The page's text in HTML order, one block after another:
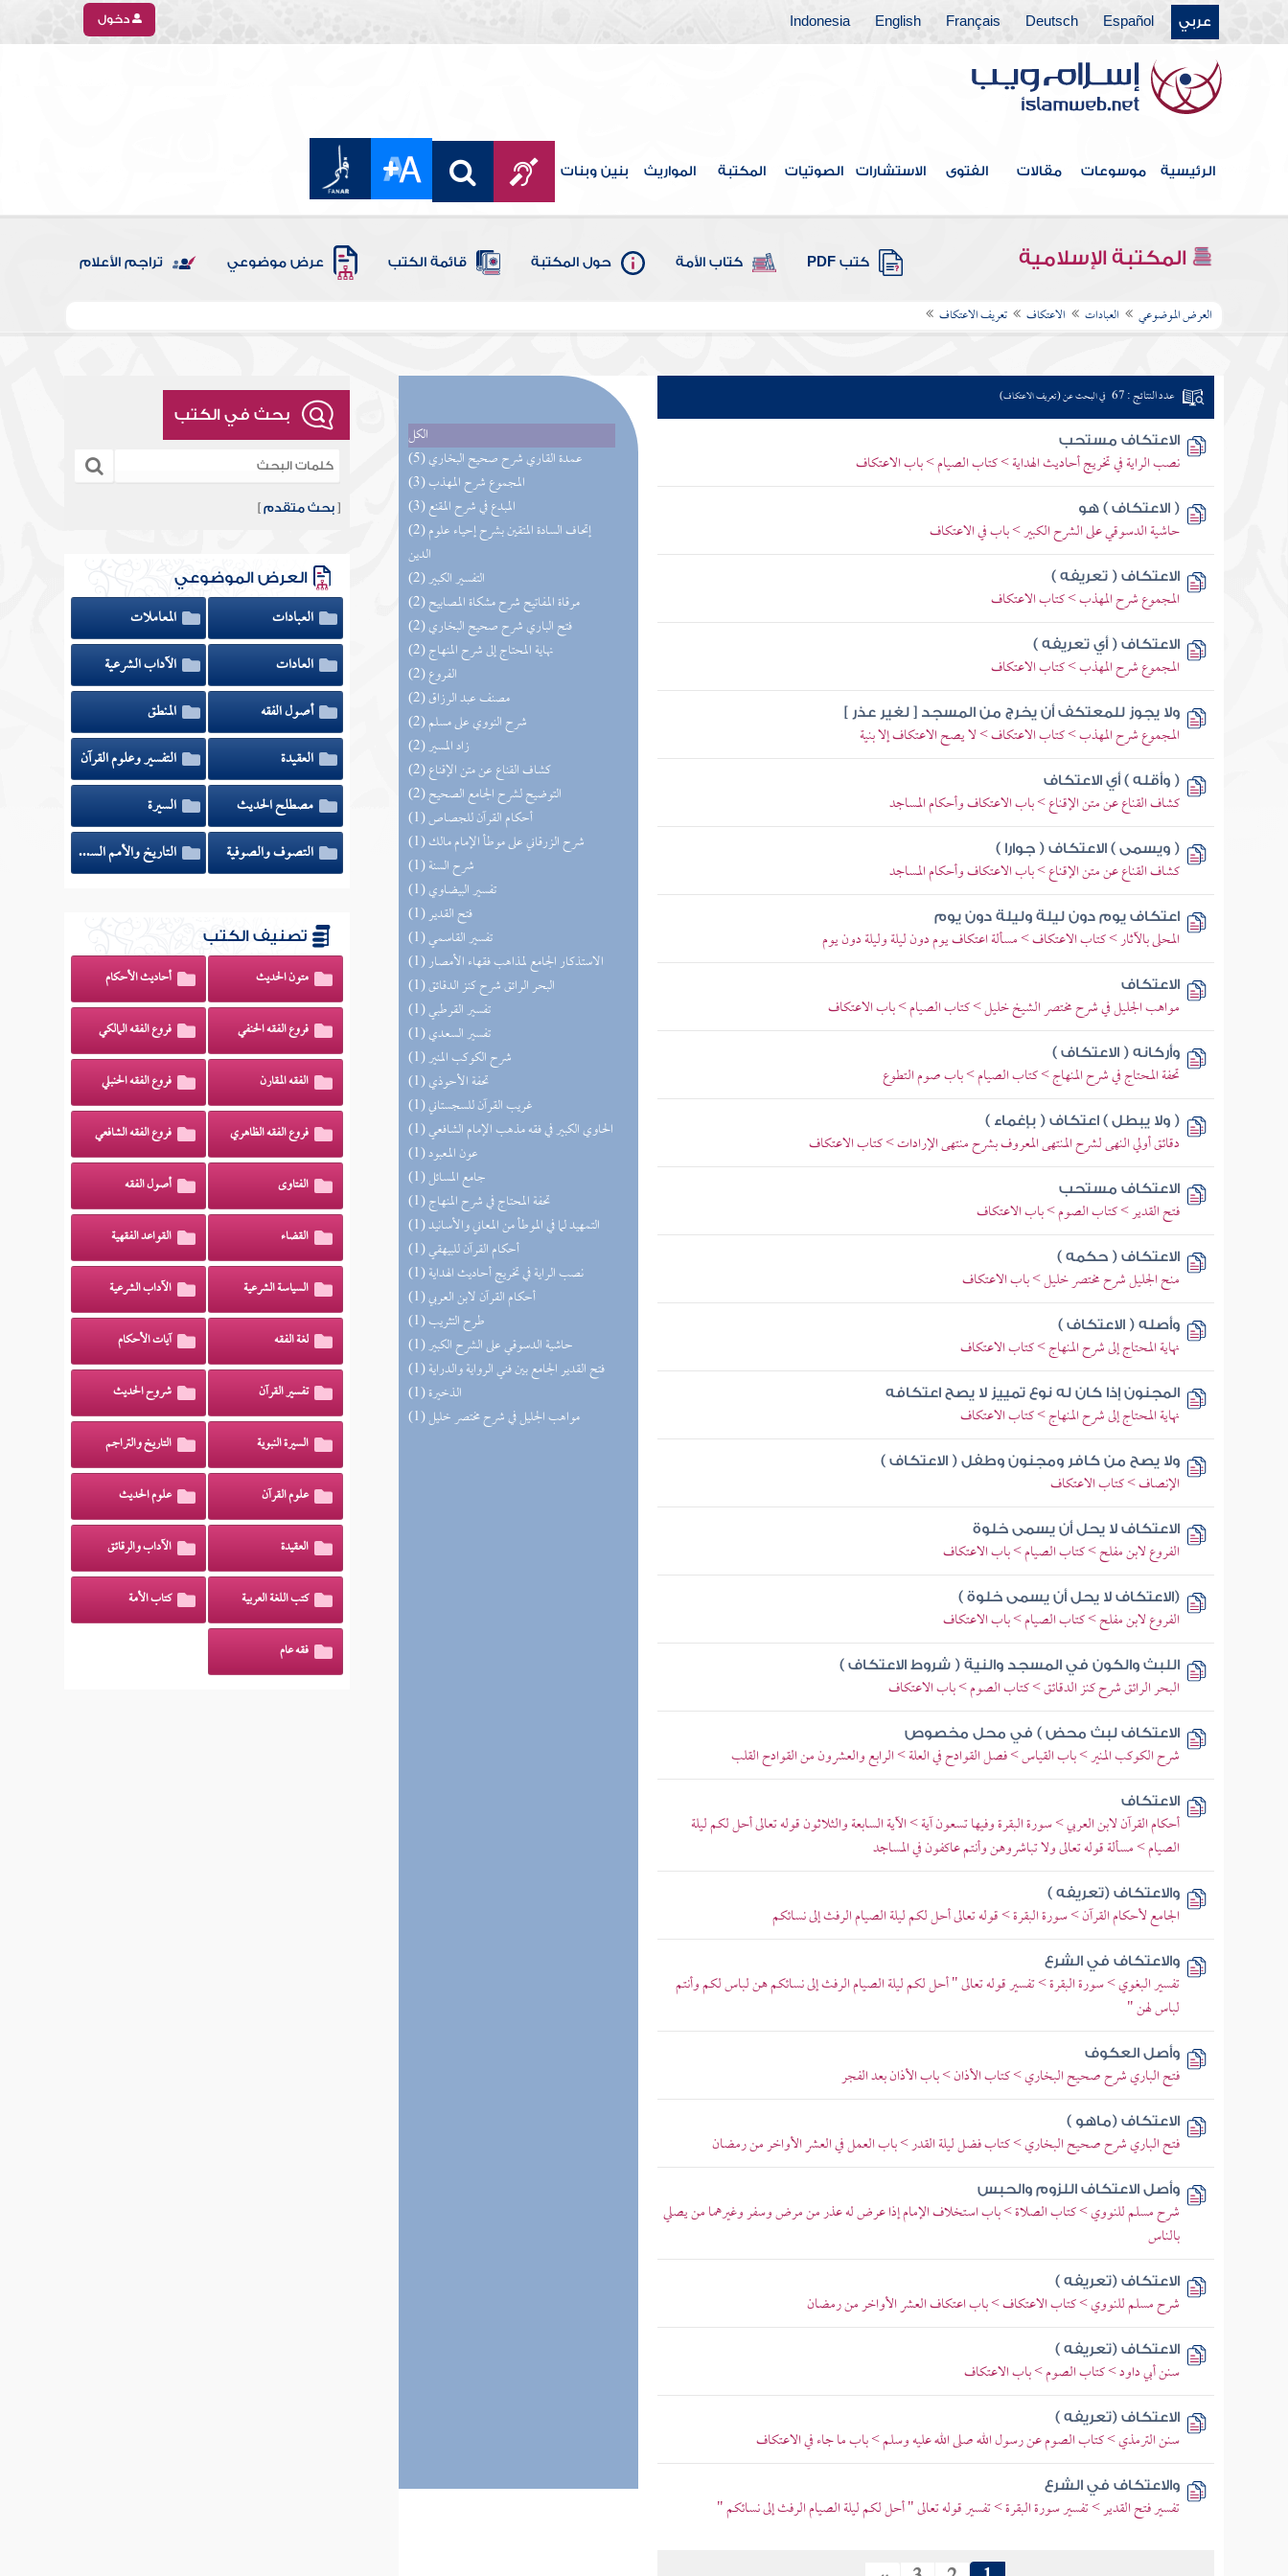
عربي Español
Deutsch
Français
English
Indonesia دخول
الرئيسية موسوعات مقالات الفتوى الاستشارات الصوتيات المكتبة المواريث بنين وبنات
المكتبة الإسلامية كتب PDF كتاب الأمة حول المكتبة قائمة الكتب عرض موضوعي تراجم الأعلام
العرض الموضوعي العبادات الاعتكاف تعريف الاعتكاف
الكل
(5) عمدة القاري شرح صحيح البخاري
(3) المجموع شرح المهذب
(3) المبدع في شرح المقنع
(2) إتحاف السادة المتقين بشرح إحياء علوم
الدين
(2) التفسير الكبير
(2) مرقاة المفاتيح شرح مشكاة المصابيح
(2) فتح الباري شرح صحيح البخاري
(2) نهاية المحتاج إلى شرح المنهاج
(2) الفروع
(2) مصنف عبد الرزاق
(2) شرح النووي على مسلم
(2) زاد المسير
(2) كشاف القناع عن متن الإقناع
(2) التوضيح لشرح الجامع الصحيح
(1) أحكام القرآن للجصاص
(1) شرح الزرقاني على موطأ الإمام مالك
(1) شرح السنة
(1) تفسير البيضاوي
(1) فتح القدير
(1) تفسير القاسمي
(1) الاستذكار الجامع لمذاهب فقهاء الأمصار
(1) البحر الرائق شرح كنز الدقائق
(1) تفسير القرطبي
(1) تفسير السعدي
(1) شرح الكوكب المنير
(1) تحفة الأحوذي
(1) غريب القرآن للسجستاني
(1) الحاوي الكبير في فقه مذهب الإمام الشافعي
(1) عون المعبود
(1) جامع المسائل
(1) تحفة المحتاج في شرح المنهاج
(1) التمهيد لما في الموطأ من المعاني والأسانيد
(1) أحكام القرآن للبيهقي
(1) نصب الراية في تخريج أحاديث الهداية
(1) أحكام القرآن لابن العربي
(1) طرح التثريب
(1) حاشية الدسوقي على الشرح الكبير
(1) فتح القدير الجامع بين فني الرواية والدراية
(1) الذخيرة
(1) مواهب الجليل في شرح مختصر خليل
عدد النتائج : 67 في البحث عن (تعريف الاعتكاف)
الاعتكاف مستحب
نصب الراية في تخريج أحاديث الهداية > كتاب الصيام > باب الاعتكاف
( الاعتكاف ) هو
حاشية الدسوقي على الشرح الكبير > باب في الاعتكاف
الاعتكاف ( تعريفه )
المجموع شرح المهذب > كتاب الاعتكاف
الاعتكاف ( أي تعريفه )
المجموع شرح المهذب > كتاب الاعتكاف
ولا يجوز للمعتكف أن يخرج من المسجد [ لغير عذر ]
المجموع شرح المهذب > كتاب الاعتكاف > لا يصح الاعتكاف إلا بنية
( وأقله ) أي الاعتكاف
كشاف القناع عن متن الإقناع > باب الاعتكاف وأحكام المساجد
( ويسمى ) الاعتكاف ( جوارا )
كشاف القناع عن متن الإقناع > باب الاعتكاف وأحكام المساجد
اعتكاف يوم دون ليلة وليلة دون يوم
المحلى بالآثار > كتاب الاعتكاف > مسألة اعتكاف يوم دون ليلة وليلة دون يوم
الاعتكاف
مواهب الجليل في شرح مختصر الشيخ خليل > كتاب الصيام > باب الاعتكاف
وأركانه ( الاعتكاف )
تحفة المحتاج في شرح المنهاج > كتاب الصيام > باب صوم التطوع
( ولا يبطل ) اعتكاف ( بإغماء )
دقائق أولي النهى لشرح المنتهى المعروف بشرح منتهى الإرادات > كتاب الاعتكاف
الاعتكاف مستحب
فتح القدير > كتاب الصوم > باب الاعتكاف
الاعتكاف ( حكمه )
منح الجليل شرح مختصر خليل > باب الاعتكاف
وأصله ( الاعتكاف )
نهاية المحتاج إلى شرح المنهاج > كتاب الاعتكاف
المجنون إذا كان له نوع تمييز لا يصح اعتكافه
نهاية المحتاج إلى شرح المنهاج > كتاب الاعتكاف
ولا يصح من كافر ومجنون وطفل ( الاعتكاف )
الإنصاف > كتاب الاعتكاف
الاعتكاف لا يحل أن يسمى خلوة
الفروع لابن مفلح > كتاب الصيام > باب الاعتكاف
(الاعتكاف لا يحل أن يسمى خلوة )
الفروع لابن مفلح > كتاب الصيام > باب الاعتكاف
اللبث والكون في المسجد والنية ( شروط الاعتكاف )
البحر الرائق شرح كنز الدقائق > كتاب الصوم > باب الاعتكاف
الاعتكاف لبث محض ) في محل مخصوص
شرح الكوكب المنير > باب القياس > فصل القوادح في العلة > الرابع والعشرون من القوادح القلب
الاعتكاف
أحكام القرآن لابن العربي > سورة البقرة وفيها تسعون آية > الآية السابعة والثلاثون قوله تعالى أحل لكم ليلة
الصيام > مسألة قوله تعالى ولا تباشروهن وأنتم عاكفون في المساجد
والاعتكاف (تعريفه )
الجامع لأحكام القرآن > سورة البقرة > قوله تعالى أحل لكم ليلة الصيام الرفث إلى نسائكم
والاعتكاف في الشرع
تفسير البغوي > سورة البقرة > تفسير قوله تعالى " أحل لكم ليلة الصيام الرفث إلى نسائكم هن لباس لكم وأنتم
لباس لهن "
وأصل العكوف
فتح الباري شرح صحيح البخاري > كتاب الأذان > باب الأذان بعد الفجر
الاعتكاف (ماهو )
فتح الباري شرح صحيح البخاري > كتاب فضل ليلة القدر > باب العمل في العشر الأواخر من رمضان
وأصل الاعتكاف اللزوم والحبس
شرح مسلم للنووي > كتاب الصلاة > باب استخلاف الإمام إذا عرض له عذر من مرض وسفر وغيرهما من يصلي
بالناس
الاعتكاف (تعريفه )
شرح مسلم للنووي > كتاب الاعتكاف > باب اعتكاف العشر الأواخر من رمضان
الاعتكاف (تعريفه )
سنن أبي داود > كتاب الصوم > باب الاعتكاف
الاعتكاف (تعريفه )
سنن الترمذي > كتاب الصوم عن رسول الله صلى الله عليه وسلم > باب ما جاء في الاعتكاف
والاعتكاف في الشرع
تفسير فتح القدير > تفسير سورة البقرة > تفسير قوله تعالى " أحل لكم ليلة الصيام الرفث إلى نسائكم "
بحث في الكتب
[بحث متقدم ]
العرض الموضوعي
العبادات
المعاملات
العادات
الآداب الشرعية
أصول الفقه
المنطق
العقيدة
التفسير وعلوم القرآن
مصطلح الحديث
السيرة
التصوف والصوفية
التاريخ والأمم السابقة
تصنيف الكتب
متون الحديث أحاديث الأحكام
فروع الفقه الحنفي فروع الفقه المالكي
الفقه المقارن فروع الفقه الحنبلي
فروع الفقه الظاهري فروع الفقه الشافعي
الفتاوى أصول الفقه
القضاء القواعد الفقهية
السياسة الشرعية الآداب الشرعية
لغة الفقه آيات الأحكام
تفسير القرآن شروح الحديث
السيرة النبوية التاريخ والتراجم
علوم القرآن علوم الحديث
العقيدة الآداب والرقائق
كتب اللغة العربية كتاب الأمة
فقه عام